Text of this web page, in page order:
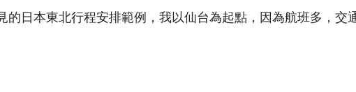
的日本東北行程安排範例，我以仙台為起點，因為航班多，交